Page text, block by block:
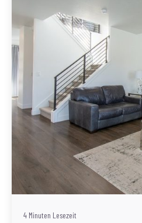
Geschrieben von
Redaktion
4 Minuten Lesezeit